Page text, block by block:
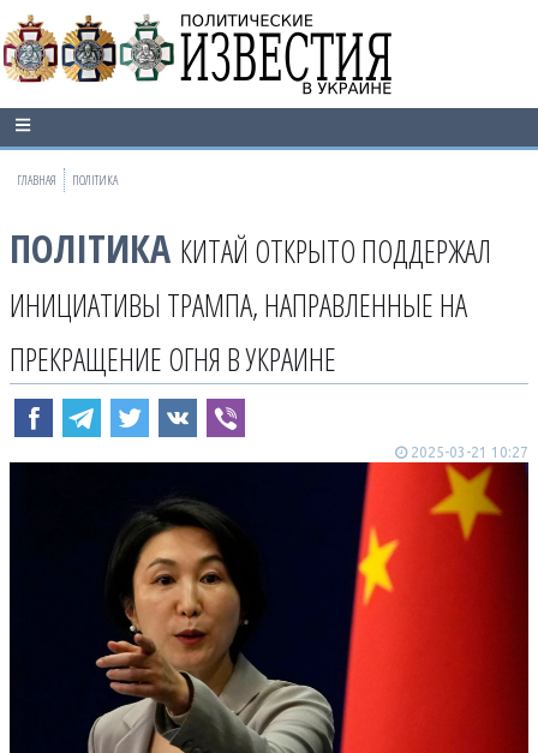
ГЛАВНАЯ ПОЛІТИКА
ПОЛІТИКА КИТАЙ ОТКРЫТО ПОДДЕРЖАЛ
ИНИЦИАТИВЫ ТРАМПА, НАПРАВЛЕННЫЕ НА
ПРЕКРАЩЕНИЕ ОГНЯ В УКРАИНЕ
2025-03-21 10:27